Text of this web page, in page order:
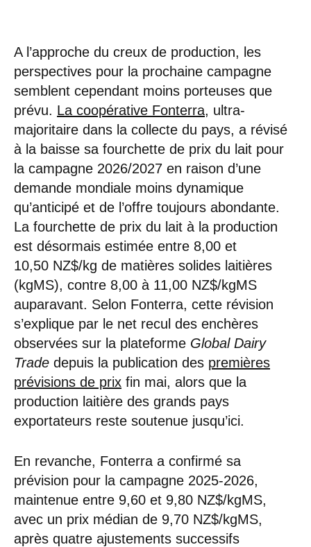
A l’approche du creux de production, les
perspectives pour la prochaine campagne
semblent cependant moins porteuses que
prévu. La coopérative Fonterra, ultra-
majoritaire dans la collecte du pays, a révisé
à la baisse sa fourchette de prix du lait pour
la campagne 2026/2027 en raison d’une
demande mondiale moins dynamique
qu’anticipé et de l’offre toujours abondante.
La fourchette de prix du lait à la production
est désormais estimée entre 8,00 et
10,50 NZ$/kg de matières solides laitières
(kgMS), contre 8,00 à 11,00 NZ$/kgMS
auparavant. Selon Fonterra, cette révision
s’explique par le net recul des enchères
observées sur la plateforme Global Dairy
Trade depuis la publication des premières
prévisions de prix fin mai, alors que la
production laitière des grands pays
exportateurs reste soutenue jusqu’ici.
En revanche, Fonterra a confirmé sa
prévision pour la campagne 2025-2026,
maintenue entre 9,60 et 9,80 NZ$/kgMS,
avec un prix médian de 9,70 NZ$/kgMS,
après quatre ajustements successifs